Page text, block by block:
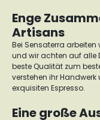
Enge
Artisans
Bei Sensaterra
und wir achten auf alle
beste Qualität zum
verstehen ihr
exquisiten Espresso.
Eine große